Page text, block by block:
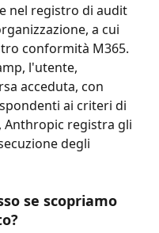
nel registro di audit
a cui
conformità M365.
l'utente,
acceduta, con
ai criteri di
registra gli
degli
se scopriamo